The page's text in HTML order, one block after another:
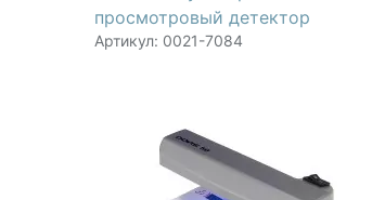
просмотровый детектор
Артикул: 0021-7084